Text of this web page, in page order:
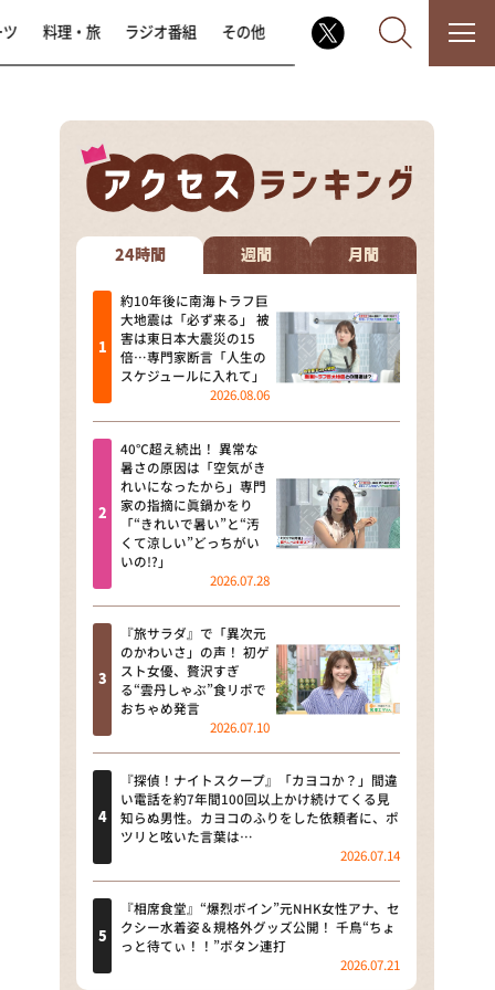
なるみ・岡村の過ぎるTV
相席食堂
これ余談なんですけど・・・
～人生密着トークバラエティ！
～ やすとものいたって真剣です
探偵！ナイトスクープ
news おかえり
河合＆A.B.C-Z塚田×福井アナ
「なんでやねん！？」（news お
かえり）
DAIGOも台所 ～きょうの献立 何
にする？～
本日はダイアンなり！シーズン２
朝だ！生です旅サラダ
教えて！ニュースライブ 正義の
ミカタ
ＬＩＦＥ～夢のカタチ～
新婚さんいらっしゃい！
ポツンと一軒家
ザキ山小屋本館
料理・旅 ラジオ番組 その他
24時間 週間 月間
約10年後に南海トラフ巨
大地震は「必ず来る」 被
害は東日本大震災の15
倍…専門家断言「人生の
スケジュールに入れて」
2026.08.06
40℃超え続出！ 異常な
暑さの原因は「空気がき
れいになったから」専門
家の指摘に眞鍋かをり
「“きれいで暑い”と“汚
くて涼しい”どっちがい
いの!?」
2026.07.28
『旅サラダ』で「異次元
のかわいさ」の声！ 初ゲ
スト女優、贅沢すぎ
る“雲丹しゃぶ”食リポで
おちゃめ発言
2026.07.10
『探偵！ナイトスクープ』「カヨコか？」間違
い電話を約7年間100回以上かけ続けてくる見
知らぬ男性。カヨコのふりをした依頼者に、ポ
ツリと呟いた言葉は…
2026.07.14
『相席食堂』“爆烈ボイン”元NHK女性アナ、セ
クシー水着姿＆規格外グッズ公開！ 千鳥“ちょ
っと待てぃ！！”ボタン連打
2026.07.21